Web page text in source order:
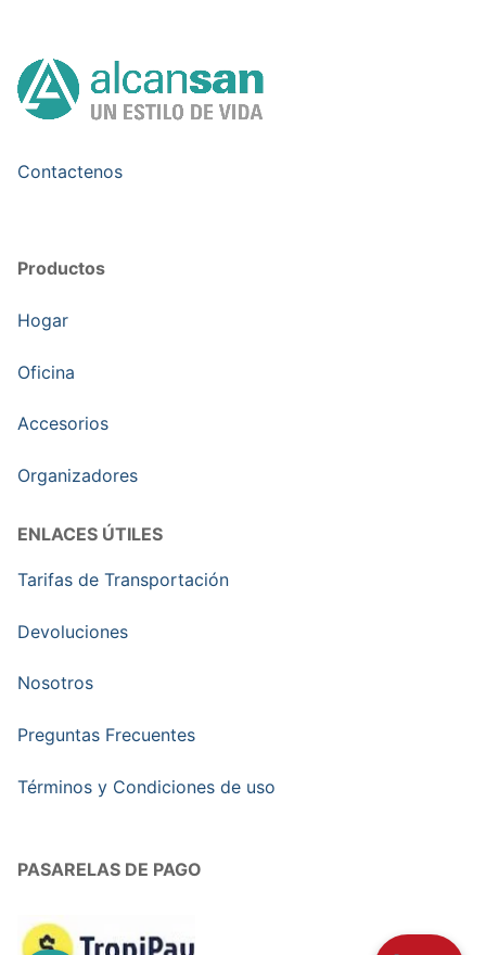
Contactenos
Productos
Hogar
Oficina
Accesorios
Organizadores
ENLACES ÚTILES
Tarifas de Transportación
Devoluciones
Nosotros
Preguntas Frecuentes
Términos y Condiciones de uso
PASARELAS DE PAGO